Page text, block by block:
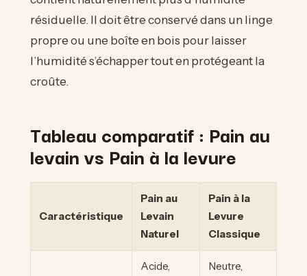
résiduelle. Il doit être conservé dans un linge
propre ou une boîte en bois pour laisser
l’humidité s’échapper tout en protégeant la
croûte.
Tableau comparatif : Pain au
levain vs Pain à la levure
Caractéristique
Pain au
Levain
Naturel
Pain à la
Levure
Classique
Acide,
Neutre,